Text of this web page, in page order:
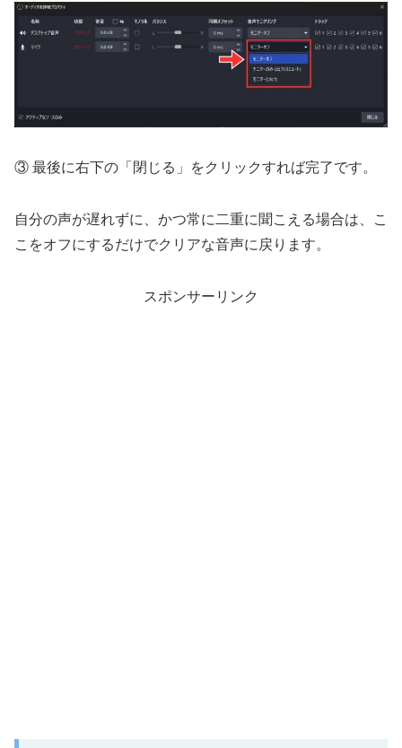
③ 最後に右下の「閉じる」をクリックすれば完了です。
自分の声が遅れずに、かつ常に二重に聞こえる場合は、こ
こをオフにするだけでクリアな音声に戻ります。
スポンサーリンク